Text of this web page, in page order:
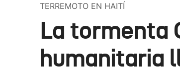
TERREMOTO EN HAITÍ
La tormenta
humanitaria